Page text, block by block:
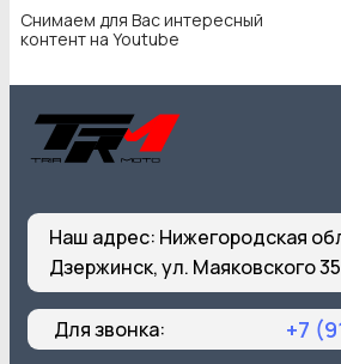
Снимаем для Вас интересный
контент на Youtube
Наш адрес: Нижегородская
Дзержинск, ул. Маяковского 35
Для звонка: +7